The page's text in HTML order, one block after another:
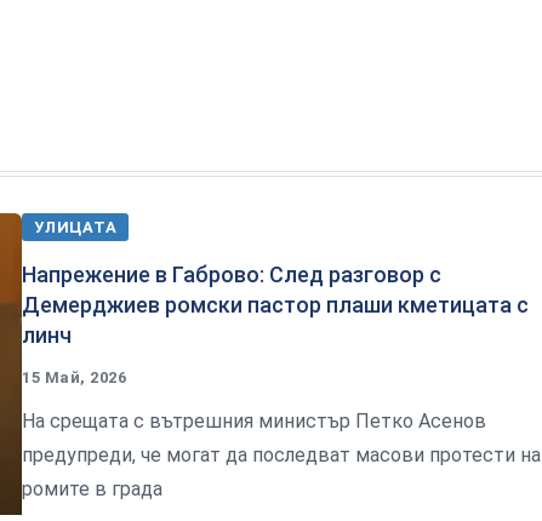
УЛИЦАТА
Напрежение в Габрово: След разговор с
Демерджиев ромски пастор плаши кметицата с
линч
15 Май, 2026
На срещата с вътрешния министър Петко Асенов
предупреди, че могат да последват масови протести на
ромите в града